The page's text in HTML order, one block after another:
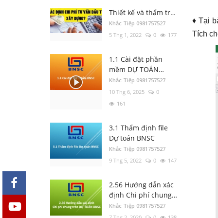
Thiết kế và thẩm tra
Dự toán khi nào thì
được điều chỉnh
Khắc Tiệp 0981757527
5 Thg 1, 2022
0 177
1.1 Cài đặt phần
mềm DỰ TOÁN
BNSC
Khắc Tiệp 0981757527
10 Thg 6, 2025
0
161
3.1 Thẩm định file
Dự toán BNSC
Khắc Tiệp 0981757527
9 Thg 5, 2022
0 147
2.56 Hướng dẫn xác
định Chi phí chung
trên DỰ TOÁN BNSC
Khắc Tiệp 0981757527
♦ Tại
Tích